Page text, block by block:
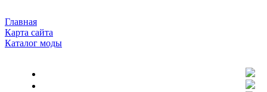
Главная
Карта сайта
Каталог моды